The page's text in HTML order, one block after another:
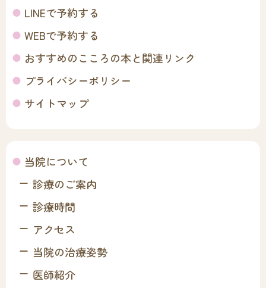
LINEで予約する
WEBで予約する
おすすめのこころの本と関連リンク
プライバシーポリシー
サイトマップ
当院について
診療のご案内
診療時間
アクセス
当院の治療姿勢
医師紹介